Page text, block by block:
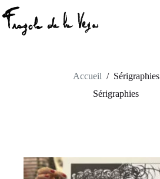
Passer
au
contenu
Accueil / Sérigraphies
Sérigraphies